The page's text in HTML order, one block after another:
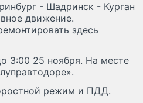
- Шадринск - Курган
движение.
здесь
3:00 25 ноября. На месте
режим и ПДД.